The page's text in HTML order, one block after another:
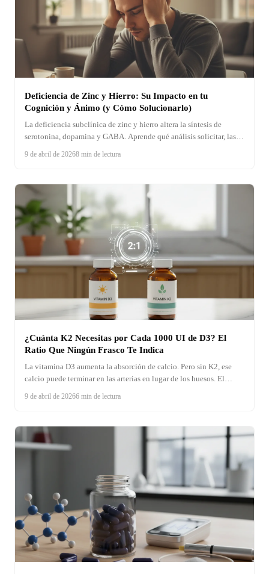
Deficiencia de Zinc y Hierro: Su Impacto en tu
Cognición y Ánimo (y Cómo Solucionarlo)
La deficiencia subclínica de zinc y hierro altera la síntesis de
serotonina, dopamina y GABA. Aprende qué análisis solicitar, las
9 de abril de 20268 min de lectura
¿Cuánta K2 Necesitas por Cada 1000 UI de D3? El
Ratio Que Ningún Frasco Te Indica
La vitamina D3 aumenta la absorción de calcio. Pero sin K2, ese
calcio puede terminar en las arterias en lugar de los huesos. El
9 de abril de 20266 min de lectura